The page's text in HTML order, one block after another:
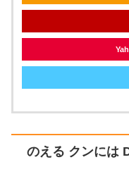
のえる クンには